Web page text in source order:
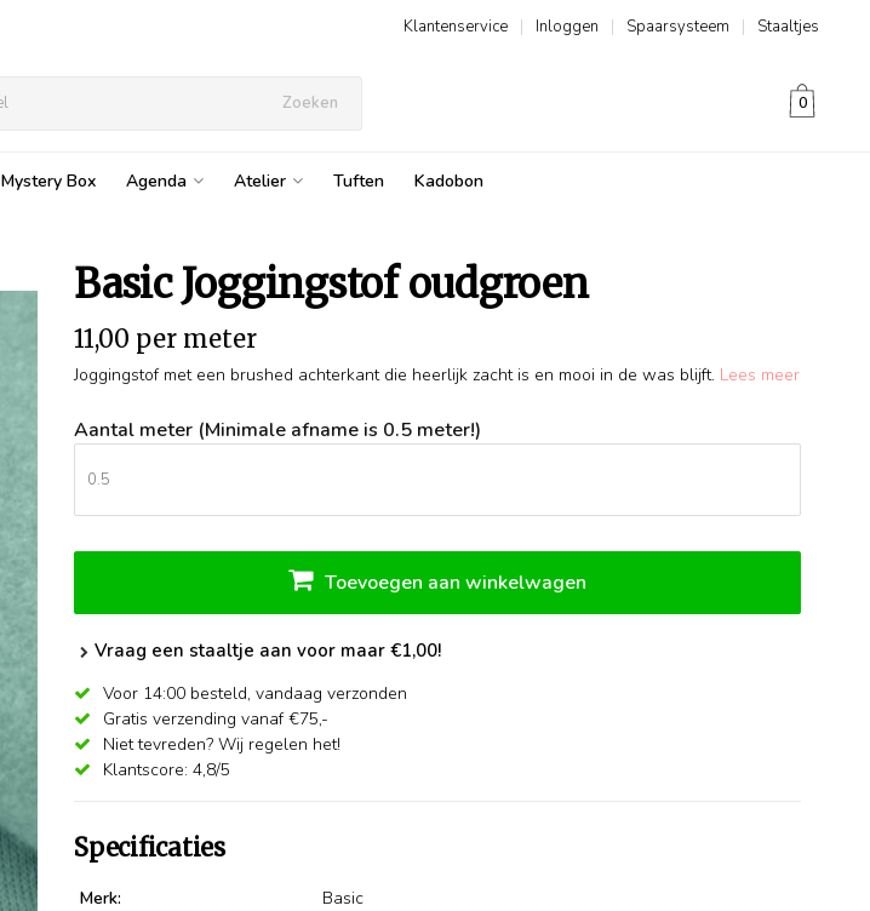
Staaltjes
|
Spaarsysteem
|
Inloggen
|
Klantenservice
Zoeken 0
Mystery Box Agenda Atelier Tuften Kadobon
Basic Joggingstof oudgroen
11,00 per meter
Joggingstof met een brushed achterkant die heerlijk zacht is en mooi in de was blijft. Lees meer
Aantal meter (Minimale afname is 0.5 meter!)
Toevoegen aan winkelwagen
Vraag een staaltje aan voor maar €1,00!
Voor 14:00 besteld, vandaag verzonden
Gratis verzending vanaf €75,-
Niet tevreden? Wij regelen het!
Klantscore: 4,8/5
Specificaties
Merk:
Basic